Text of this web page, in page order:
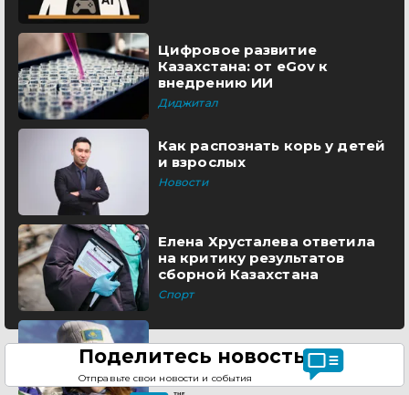
Цифровое развитие
Казахстана: от eGov к
внедрению ИИ
Диджитал
Как распознать корь у детей
и взрослых
Новости
Елена Хрусталева ответила
на критику результатов
сборной Казахстана
Спорт
Поделитесь новостью
Отправьте свои новости и события